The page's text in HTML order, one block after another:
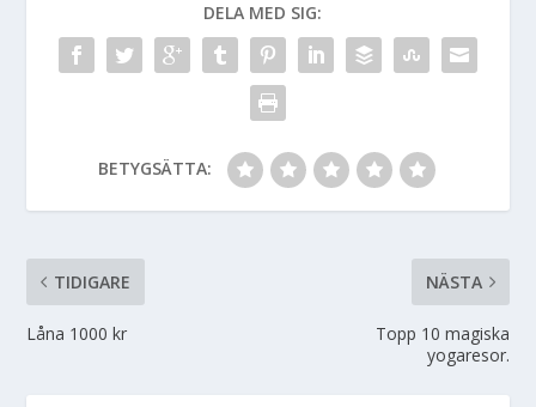
DELA MED SIG:
BETYGSÄTTA:
TIDIGARE
Låna 1000 kr
NÄSTA
Topp 10 magiska
yogaresor.